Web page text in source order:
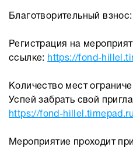
Благотворительный
Регистрация на
ссылке: https://fond-
Количество мест
Успей забрать свой
https://fond-
Мероприятие проходит